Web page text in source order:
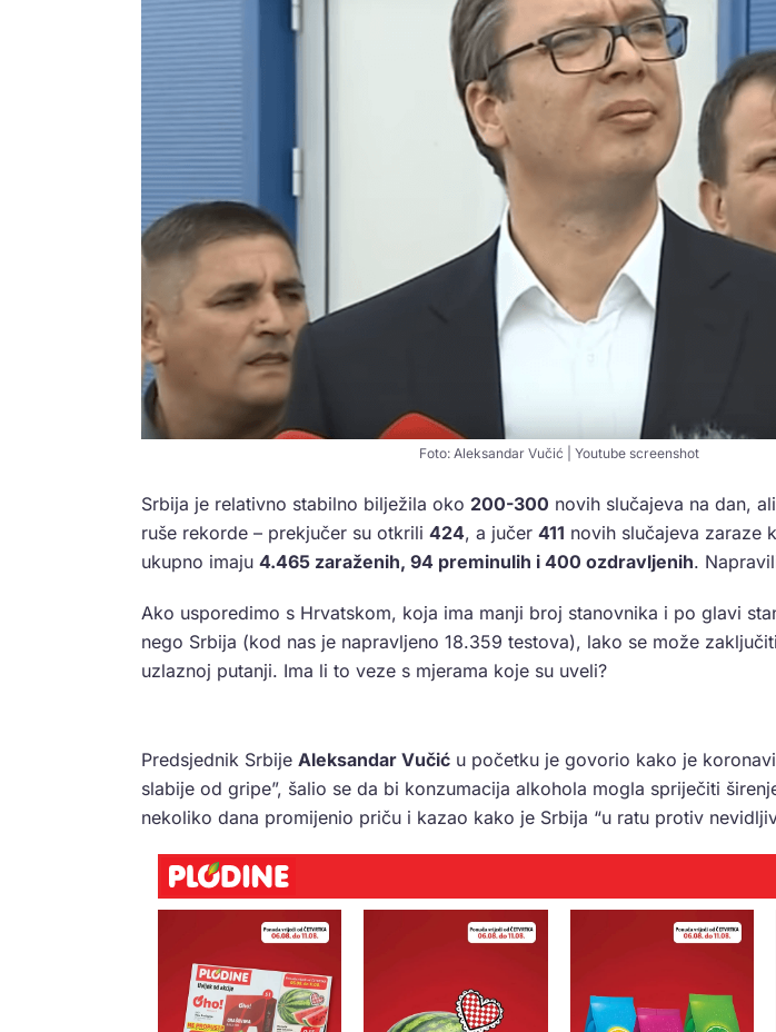
Foto: Aleksandar Vučić | Youtube screenshot
Srbija je relativno stabilno bilježila oko 200-300 novih slučajeva na dan,
ruše rekorde – prekjučer su otkrili 424, a jučer 411 novih slučajeva zaraze
ukupno imaju 4.465 zaraženih, 94 preminulih i 400 ozdravljenih.
Ako usporedimo s Hrvatskom, koja ima manji broj stanovnika i po glavi
nego Srbija (kod nas je napravljeno 18.359 testova), lako se može
uzlaznoj putanji. Ima li to veze s mjerama koje su uveli?
Predsjednik Srbije Aleksandar Vučić u početku je govorio kako je
slabije od gripe”, šalio se da bi konzumacija alkohola mogla spriječiti
nekoliko dana promijenio priču i kazao kako je Srbija “u ratu protiv